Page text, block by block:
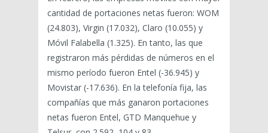
cantidad de portaciones netas fueron: WOM
(24.803), Virgin (17.032), Claro (10.055) y
Móvil Falabella (1.325). En tanto, las que
registraron más pérdidas de números en el
mismo período fueron Entel (-36.945) y
Movistar (-17.636). En la telefonía fija, las
compañías que más ganaron portaciones
netas fueron Entel, GTD Manquehue y